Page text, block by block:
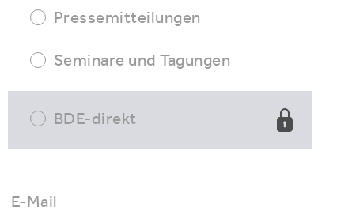
Pressemitteilungen
Seminare und Tagungen
BDE-direkt